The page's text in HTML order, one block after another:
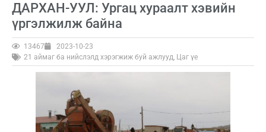
ДАРХАН-УУЛ: Ургац хураалт хэвийн
үргэлжилж байна
13467
2023-10-23
21 аймаг ба нийслэлд хэрэгжиж буй ажлууд, Цаг үе